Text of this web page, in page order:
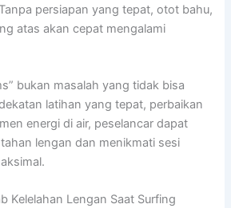
persiapan yang tepat, otot bahu,
atas akan cepat mengalami
bukan masalah yang tidak bisa
latihan yang tepat, perbaikan
energi di air, peselancar dapat
lengan dan menikmati sesi
Kelelahan Lengan Saat Surfing